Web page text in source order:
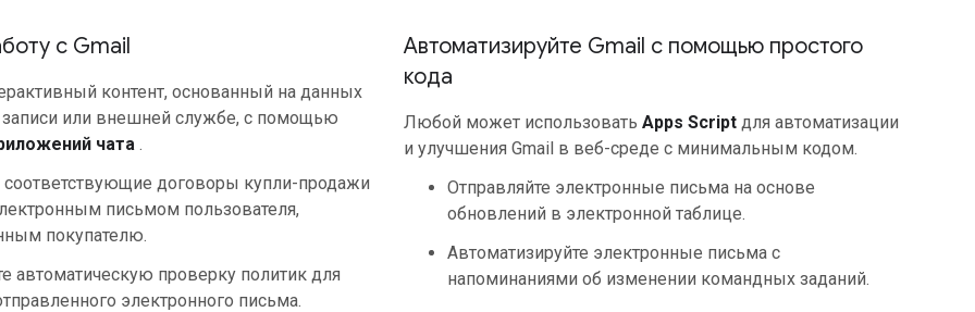
с Gmail
контент, основанный на данных
записи или внешней службе, с помощью
чата .
соответствующие договоры купли-продажи
письмом пользователя,
покупателю.
автоматическую проверку политик для
электронного письма.
Автоматизируйте Gmail с помощью простого
кода
Любой может использовать Apps Scriptдля автоматизации
и улучшения Gmail в веб-среде с минимальным кодом.
Отправляйте электронные письма на основе
обновлений в электронной таблице.
Автоматизируйте электронные письма с
напоминаниями об изменении командных заданий.